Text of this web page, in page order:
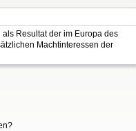
Resultat der im Europa des
Machtinteressen der